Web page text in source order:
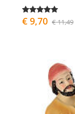
€ 9,70 € 11,49